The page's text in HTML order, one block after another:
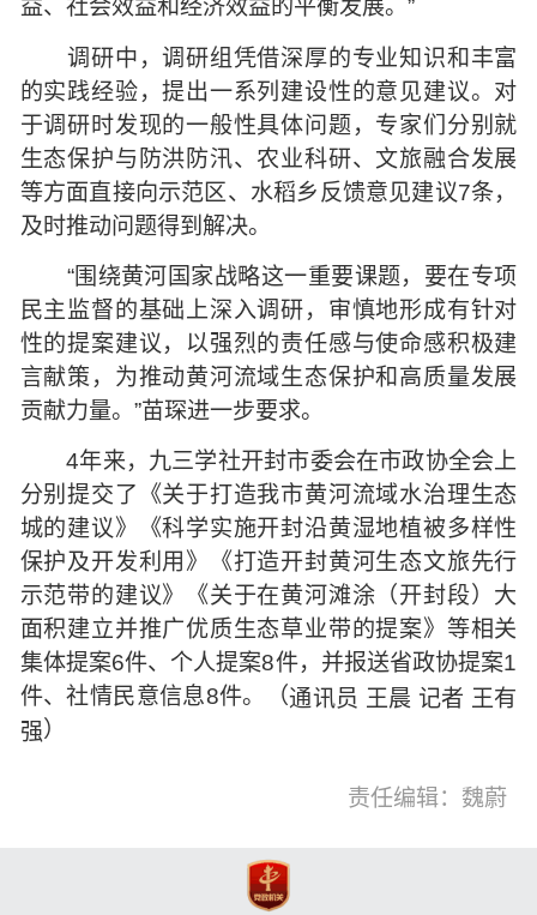
益、社会效益和经济效益的平衡发展。”
调研中，调研组凭借深厚的专业知识和丰富
的实践经验，提出一系列建设性的意见建议。对
于调研时发现的一般性具体问题，专家们分别就
生态保护与防洪防汛、农业科研、文旅融合发展
等方面直接向示范区、水稻乡反馈意见建议7条，
及时推动问题得到解决。
“围绕黄河国家战略这一重要课题，要在专项
民主监督的基础上深入调研，审慎地形成有针对
性的提案建议，以强烈的责任感与使命感积极建
言献策，为推动黄河流域生态保护和高质量发展
贡献力量。”苗琛进一步要求。
4年来，九三学社开封市委会在市政协全会上
分别提交了《关于打造我市黄河流域水治理生态
城的建议》《科学实施开封沿黄湿地植被多样性
保护及开发利用》《打造开封黄河生态文旅先行
示范带的建议》《关于在黄河滩涂（开封段）大
面积建立并推广优质生态草业带的提案》等相关
集体提案6件、个人提案8件，并报送省政协提案1
件、社情民意信息8件。（通讯员 王晨 记者 王有
强）
责任编辑：魏蔚